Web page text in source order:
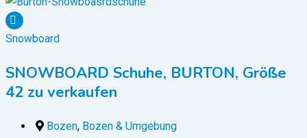
Snowboard
SNOWBOARD Schuhe, BURTON, Größe
42 zu verkaufen
Bozen, Bozen & Umgebung